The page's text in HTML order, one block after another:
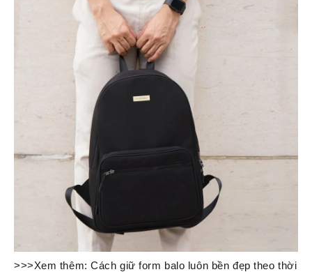
>>>Xem thêm:Cách giữ form balo luôn bền đẹp theo thời